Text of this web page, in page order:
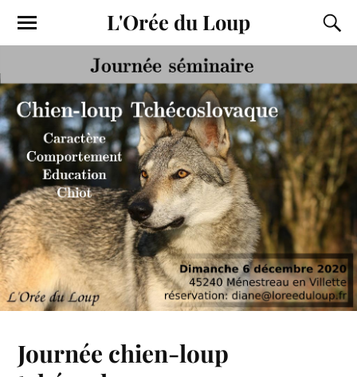
L'Orée du Loup
Journée chien-loup